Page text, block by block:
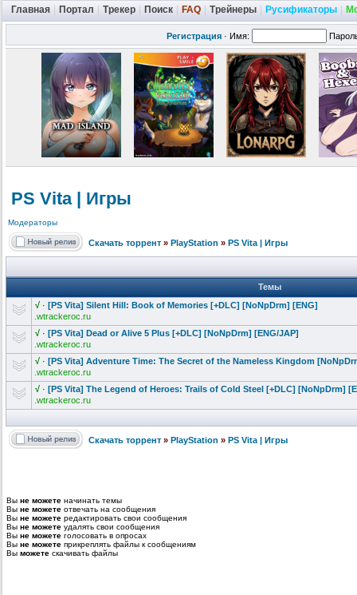
Главная Портал Трекер Поиск FAQ Трейнеры Русификаторы
Регистрация · Имя:
PS Vita | Игры
Модераторы
Скачать торрент » PlayStation » PS Vita | Игры
Темы
√ · [PS Vita] Silent Hill: Book of Memories [+DLC] [NoNpDrm] [ENG]
.wtrackeroc.ru
√ · [PS Vita] Dead or Alive 5 Plus [+DLC] [NoNpDrm] [ENG/JAP]
.wtrackeroc.ru
√ · [PS Vita] Adventure Time: The Secret of the Nameless Kingdom
.wtrackeroc.ru
√ · [PS Vita] The Legend of Heroes: Trails of Cold Steel [+DLC] [NoNpDrm]
.wtrackeroc.ru
Скачать торрент » PlayStation » PS Vita | Игры
Вы не можете начинать темы
Вы не можете отвечать на сообщения
Вы не можете редактировать свои сообщения
Вы не можете удалять свои сообщения
Вы не можете голосовать в опросах
Вы не можете прикреплять файлы к сообщениям
Вы можете скачивать файлы